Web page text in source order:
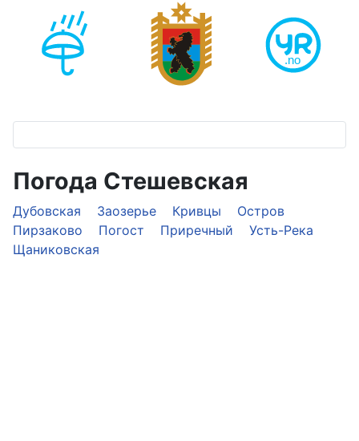
Погода Стешевская
Дубовская Заозерье Кривцы
Остров
Пирзаково
Погост Приречный
Усть-Река
Щаниковская